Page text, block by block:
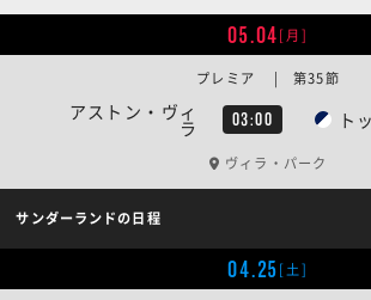
05.04[月]
アストン・ヴィ
ラ 03:00 ト
プレミア | 第35節
ヴィラ・パーク
サンダーランドの日程
04.25[土]